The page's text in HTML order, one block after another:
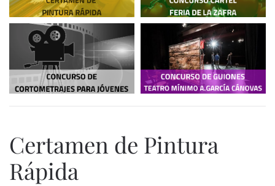
Certamen de Pintura
Rápida